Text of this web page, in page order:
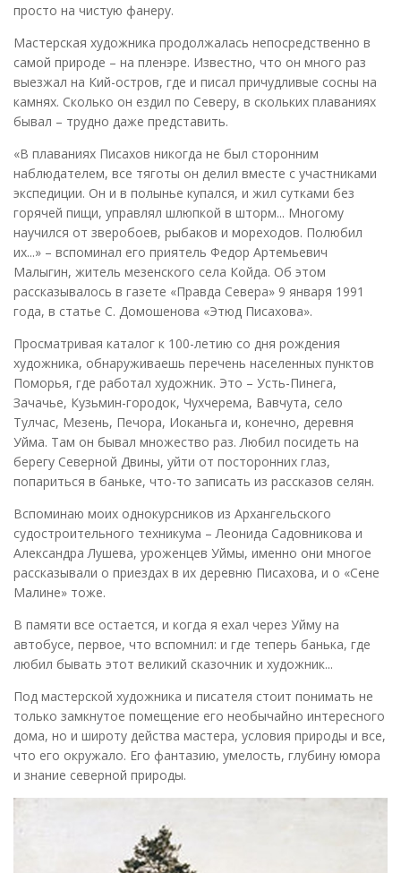
просто на чистую фанеру.
Мастерская художника продолжалась непосредственно в
самой природе – на пленэре. Известно, что он много раз
выезжал на Кий-остров, где и писал причудливые сосны на
камнях. Сколько он ездил по Северу, в скольких плаваниях
бывал – трудно даже представить.
«В плаваниях Писахов никогда не был сторонним
наблюдателем, все тяготы он делил вместе с участниками
экспедиции. Он и в полынье купался, и жил сутками без
горячей пищи, управлял шлюпкой в шторм... Многому
научился от зверобоев, рыбаков и мореходов. Полюбил
их...» – вспоминал его приятель Федор Артемьевич
Малыгин, житель мезенского села Койда. Об этом
рассказывалось в газете «Правда Севера» 9 января 1991
года, в статье С. Домошенова «Этюд Писахова».
Просматривая каталог к 100-летию со дня рождения
художника, обнаруживаешь перечень населенных пунктов
Поморья, где работал художник. Это – Усть-Пинега,
Зачачье, Кузьмин-городок, Чухчерема, Вавчута, село
Тулчас, Мезень, Печора, Иоканьга и, конечно, деревня
Уйма. Там он бывал множество раз. Любил посидеть на
берегу Северной Двины, уйти от посторонних глаз,
попариться в баньке, что-то записать из рассказов селян.
Вспоминаю моих однокурсников из Архангельского
судостроительного техникума – Леонида Садовникова и
Александра Лушева, уроженцев Уймы, именно они многое
рассказывали о приездах в их деревню Писахова, и о «Сене
Малине» тоже.
В памяти все остается, и когда я ехал через Уйму на
автобусе, первое, что вспомнил: и где теперь банька, где
любил бывать этот великий сказочник и художник...
Под мастерской художника и писателя стоит понимать не
только замкнутое помещение его необычайно интересного
дома, но и широту действа мастера, условия природы и все,
что его окружало. Его фантазию, умелость, глубину юмора
и знание северной природы.